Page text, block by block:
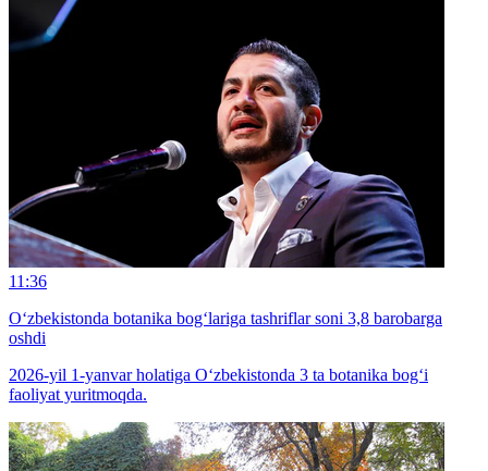
11:36
O‘zbekistonda botanika bog‘lariga tashriflar soni 3,8 barobarga
oshdi
2026-yil 1-yanvar holatiga O‘zbekistonda 3 ta botanika bog‘i
faoliyat yuritmoqda.